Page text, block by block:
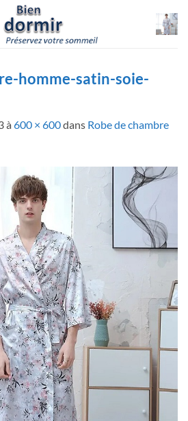
homme-satin-soie-
à 600 × 600dans Robe de chambre